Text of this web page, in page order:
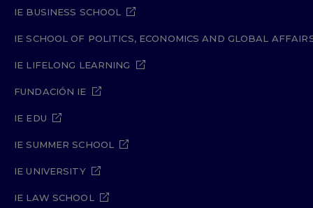
IE BUSINESS SCHOOL
IE SCHOOL OF POLITICS, ECONOMICS AND GLOBAL
IE LIFELONG LEARNING
FUNDACIÓN IE
IE EDU
IE SUMMER SCHOOL
IE UNIVERSITY
IE LAW SCHOOL